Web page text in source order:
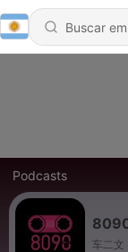
Podcasts
车二文